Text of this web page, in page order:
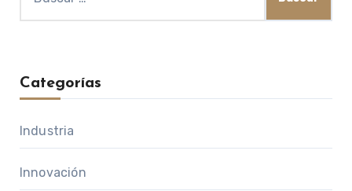
Categorías
Industria
Innovación